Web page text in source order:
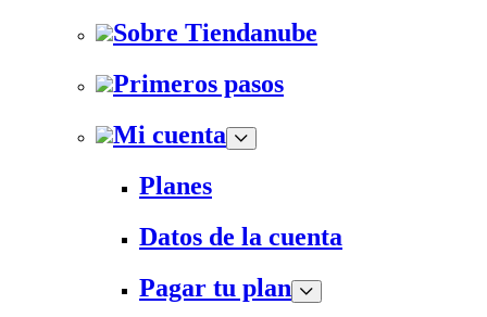
Sobre Tiendanube
Primeros pasos
Mi cuenta
Planes
Datos de la cuenta
Pagar tu plan